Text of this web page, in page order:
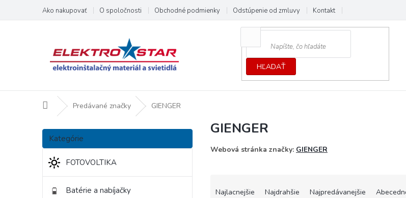
obsah
Ako nakupovať O spoločnosti Obchodné podmienky Odstúpenie od zmluvy Kontakt
HĽADAŤ
DomovPredávané značky GIENGER
B
č
Preskočiť
kategórie
Kategórie
FOTOVOLTIKA
Batérie a nabíjačky
GIENGER
Webová stránka značky: GIENGER
Najlacnejšie Najdrahšie Najpredávanejšie